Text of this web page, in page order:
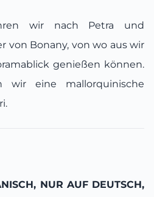
wir nach Petra und
von Bonany, von wo aus wir
genießen können.
wir eine mallorquinische
NUR AUF DEUTSCH,